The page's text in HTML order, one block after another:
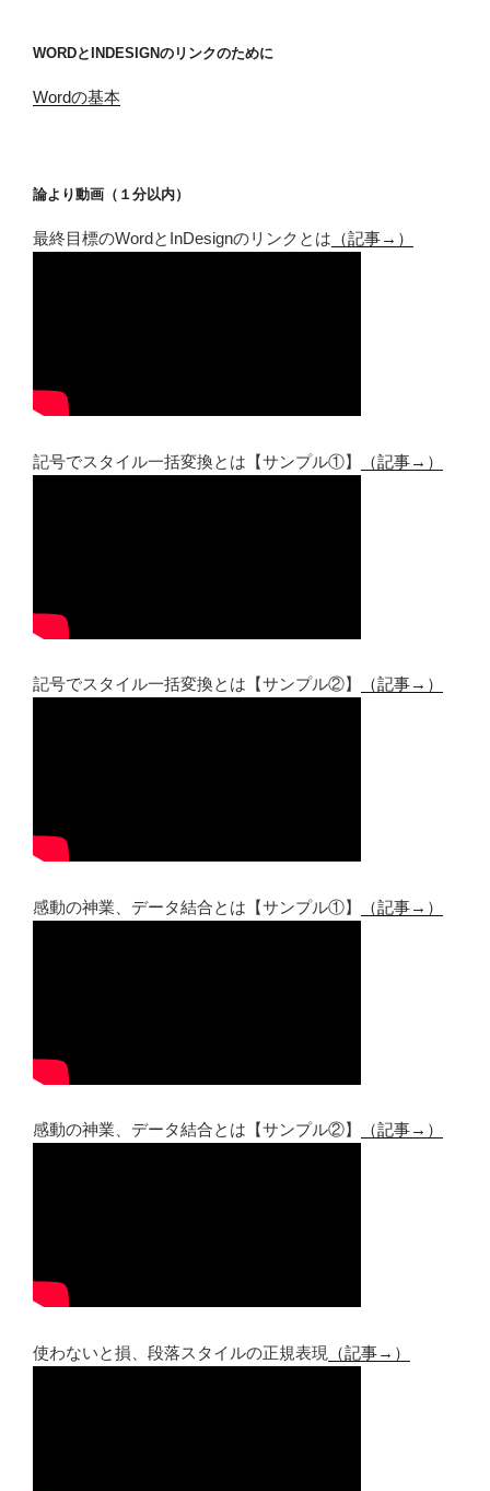
WORDとINDESIGNのリンクのために
Wordの基本
論より動画（１分以内）
最終目標のWordとInDesignのリンクとは （記事→）
記号でスタイル一括変換とは【サンプル①】 （記事→）
記号でスタイル一括変換とは【サンプル②】 （記事→）
感動の神業、データ結合とは【サンプル①】 （記事→）
感動の神業、データ結合とは【サンプル②】 （記事→）
使わないと損、段落スタイルの正規表現 （記事→）